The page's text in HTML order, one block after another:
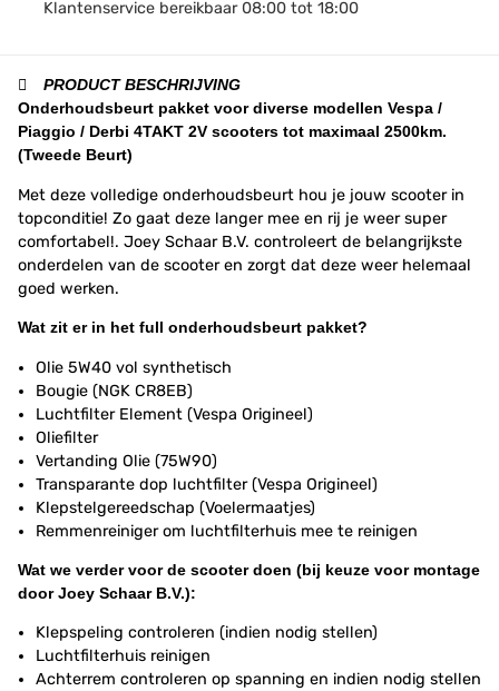
Klantenservice bereikbaar 08:00 tot 18:00
PRODUCT BESCHRIJVING
Onderhoudsbeurt pakket voor diverse modellen Vespa /
Piaggio / Derbi 4TAKT 2V scooters tot maximaal 2500km.
(Tweede Beurt)
Met deze volledige onderhoudsbeurt hou je jouw scooter in
topconditie! Zo gaat deze langer mee en rij je weer super
comfortabel!. Joey Schaar B.V. controleert de belangrijkste
onderdelen van de scooter en zorgt dat deze weer helemaal
goed werken.
Wat zit er in het full onderhoudsbeurt pakket?
Olie 5W40 vol synthetisch
Bougie (NGK CR8EB)
Luchtfilter Element (Vespa Origineel)
Oliefilter
Vertanding Olie (75W90)
Transparante dop luchtfilter (Vespa Origineel)
Klepstelgereedschap (Voelermaatjes)
Remmenreiniger om luchtfilterhuis mee te reinigen
Wat we verder voor de scooter doen (bij keuze voor montage
door Joey Schaar B.V.):
Klepspeling controleren (indien nodig stellen)
Luchtfilterhuis reinigen
Achterrem controleren op spanning en indien nodig stellen